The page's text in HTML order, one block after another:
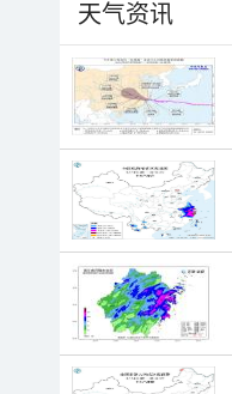
天气资讯